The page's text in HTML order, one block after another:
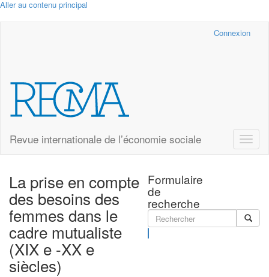
Aller au contenu principal
Connexion
Revue internationale de l’économie sociale
Toggle
Formulaire
de
recherche
La prise en compte
des besoins des
femmes dans le
cadre mutualiste
(XIX e -XX e
siècles)